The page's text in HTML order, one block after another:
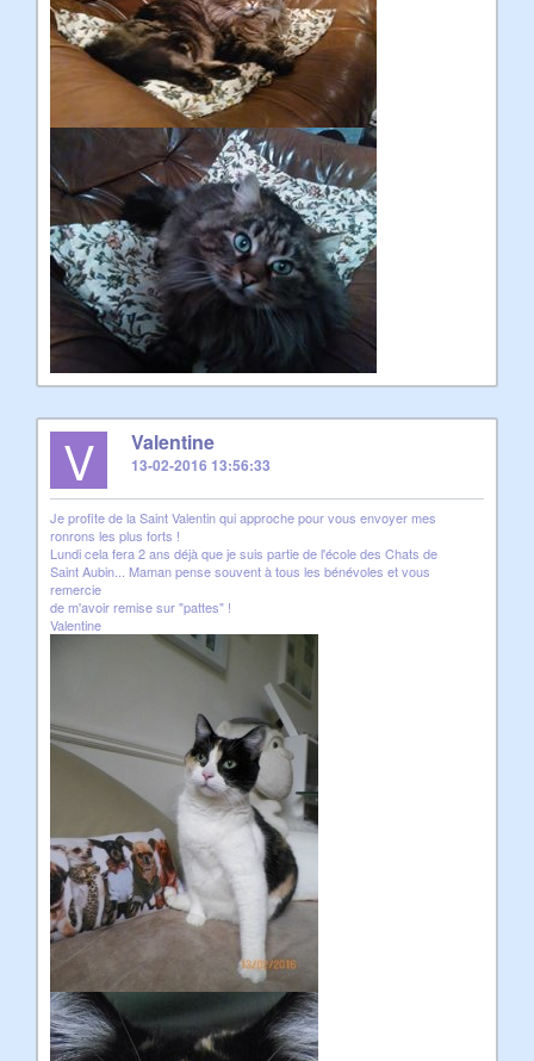
V Valentine
13-02-2016 13:56:33
Je profite de la Saint Valentin qui approche pour vous envoyer mes
ronrons les plus forts !
Lundi cela fera 2 ans déjà que je suis partie de l'école des Chats de
Saint Aubin... Maman pense souvent à tous les bénévoles et vous
remercie
de m'avoir remise sur "pattes" !
Valentine